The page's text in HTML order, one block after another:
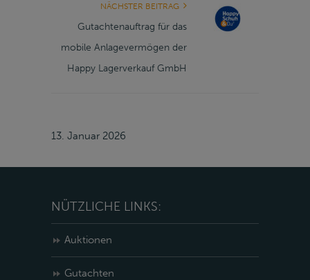
NÄCHSTER BEITRAG
Gutachtenauftrag für das
mobile Anlagevermögen der
Happy Lagerverkauf GmbH
13. Januar 2026
NÜTZLICHE LINKS:
Auktionen
Gutachten